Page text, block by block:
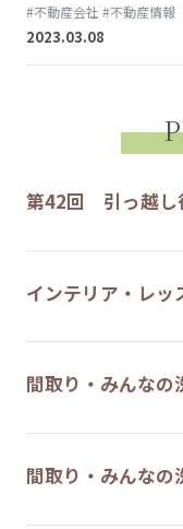
#不動産会社 #不動産情報
2023.03.08
第42回 引っ越し
インテリア・レ
間取り・みんな
間取り・みんな